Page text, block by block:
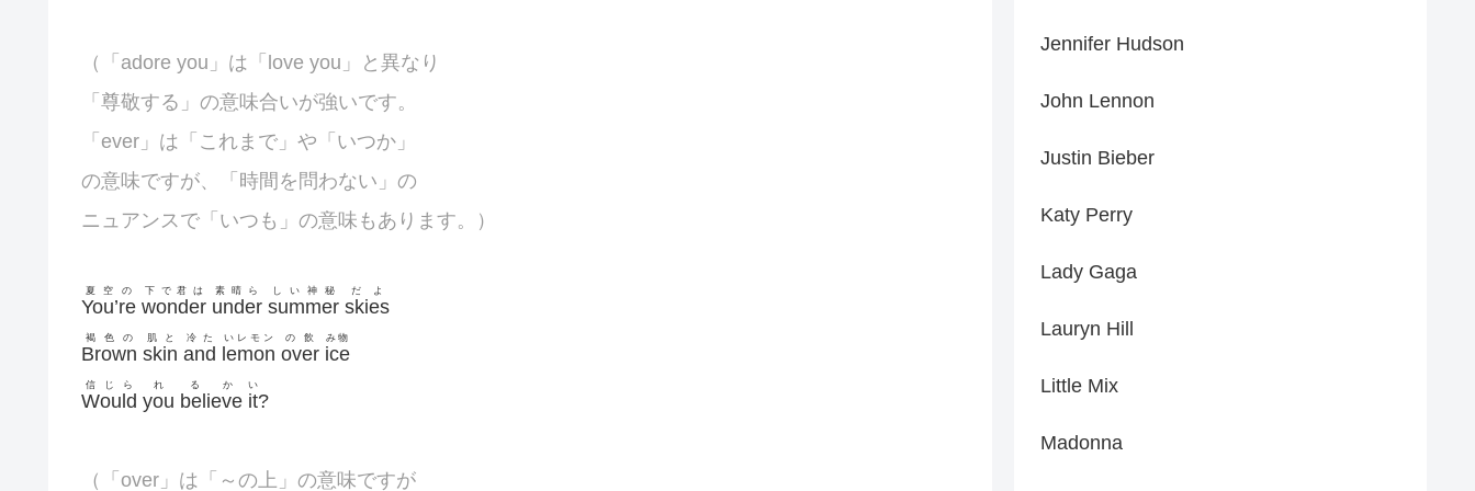
（「adore you」は「love you」と異なり
「尊敬する」の意味合いが強いです。
「ever」は「これまで」や「いつか」
の意味ですが、「時間を問わない」の
ニュアンスで「いつも」の意味もあります。）
You’re
夏空の
wonder
下で君は
under
素晴ら
summer
しい神秘
skies
だよ
Brown
褐色の
skin
肌と
and
冷た
lemon
いレモン
over
の飲
ice
み物
Would
信じら
you
れ
believe
るか
it
い
?
（「over」は「～の上」の意味ですが
Jennifer Hudson
John Lennon
Justin Bieber
Katy Perry
Lady Gaga
Lauryn Hill
Little Mix
Madonna